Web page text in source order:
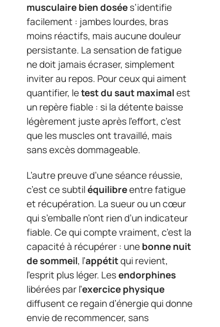
musculaire bien dosées’identifie
facilement : jambes lourdes, bras
moins réactifs, mais aucune douleur
persistante. La sensation de fatigue
ne doit jamais écraser, simplement
inviter au repos. Pour ceux qui aiment
quantifier, letest du saut maximalest
un repère fiable : si la détente baisse
légèrement juste après l’effort, c’est
que les muscles ont travaillé, mais
sans excès dommageable.
L’autre preuve d’une séance réussie,
c’est ce subtiléquilibreentre fatigue
et récupération. La sueur ou un cœur
qui s’emballe n’ont rien d’un indicateur
fiable. Ce qui compte vraiment, c’est la
capacité à récupérer : unebonne nuit
de sommeil, l’appétitqui revient,
l’esprit plus léger. Lesendorphines
libérées par l’exercice physique
diffusent ce regain d’énergie qui donne
envie de recommencer, sans